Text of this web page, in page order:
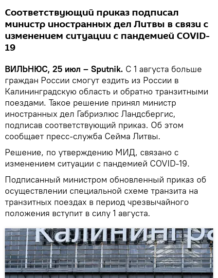
Соответствующий приказ подписал
министр иностранных дел Литвы в связи с
изменением ситуации с пандемией COVID-
19
ВИЛЬНЮС, 25 июл – Sputnik. С 1 августа больше
граждан России смогут ездить из России в
Калининградскую область и обратно транзитными
поездами. Такое решение принял министр
иностранных дел Габриэлюс Ландсбергис,
подписав соответствующий приказ. Об этом
сообщает пресс-служба Сейма Литвы.
Решение, по утверждению МИД, связано с
изменением ситуации с пандемией COVID-19.
Подписанный министром обновленный приказ об
осуществлении специальной схеме транзита на
транзитных поездах в период чрезвычайного
положения вступит в силу 1 августа.